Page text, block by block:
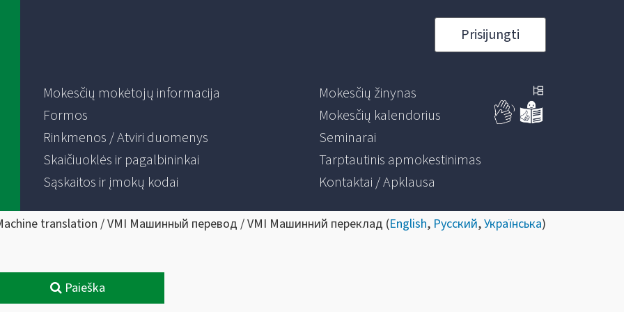
Prisijungti
Mokesčių mokėtojų informacija
Formos
Rinkmenos / Atviri duomenys
Skaičiuoklės ir pagalbininkai
Sąskaitos ir įmokų kodai
Mokesčių žinynas
Mokesčių kalendorius
Seminarai
Tarptautinis apmokestinimas
Kontaktai / Apklausa
translation / VMI Машинный перевод / VMI Машинний переклад (English, Русский,Українська)
Paieška